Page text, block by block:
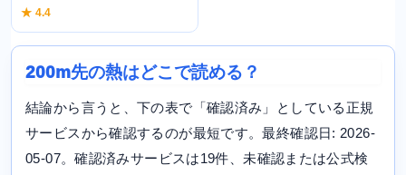
★ 4.4
200m先の熱はどこで読める？
結論から言うと、下の表で「確認済み」としている正規
サービスから確認するのが最短です。最終確認日: 2026-
05-07。確認済みサービスは19件、未確認または公式検